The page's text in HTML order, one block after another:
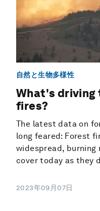
自然と生物多様性
What's driving
fires?
The latest data on
long feared: Forest
widespread, burning
cover today as they
2023年09月07日